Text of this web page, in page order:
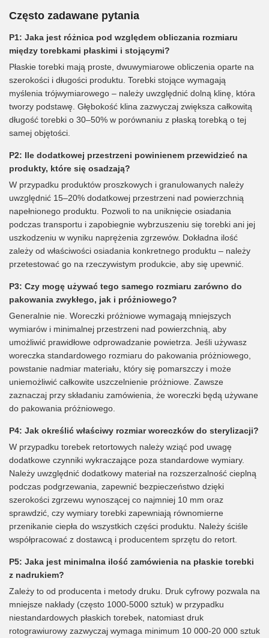
Często zadawane pytania
P1: Jaka jest różnica pod względem obliczania rozmiaru
między torebkami płaskimi i stojącymi?
Płaskie torebki mają proste, dwuwymiarowe obliczenia oparte na
szerokości i długości produktu. Torebki stojące wymagają
myślenia trójwymiarowego – należy uwzględnić dolną klinę, która
tworzy podstawę. Głębokość klina zazwyczaj zwiększa całkowitą
długość torebki o 30–50% w porównaniu z płaską torebką o tej
samej objętości.
P2: Ile dodatkowej przestrzeni powinienem przewidzieć na
produkty, które się osadzają?
W przypadku produktów proszkowych i granulowanych należy
uwzględnić 15–20% dodatkowej przestrzeni nad powierzchnią
napełnionego produktu. Pozwoli to na uniknięcie osiadania
podczas transportu i zapobiegnie wybrzuszeniu się torebki ani jej
uszkodzeniu w wyniku naprężenia zgrzewów. Dokładna ilość
zależy od właściwości osiadania konkretnego produktu – należy
przetestować go na rzeczywistym produkcie, aby się upewnić.
P3: Czy mogę używać tego samego rozmiaru zarówno do
pakowania zwykłego, jak i próżniowego?
Generalnie nie. Woreczki próżniowe wymagają mniejszych
wymiarów i minimalnej przestrzeni nad powierzchnią, aby
umożliwić prawidłowe odprowadzanie powietrza. Jeśli używasz
woreczka standardowego rozmiaru do pakowania próżniowego,
powstanie nadmiar materiału, który się pomarszczy i może
uniemożliwić całkowite uszczelnienie próżniowe. Zawsze
zaznaczaj przy składaniu zamówienia, że ​​woreczki będą używane
do pakowania próżniowego.
P4: Jak określić właściwy rozmiar woreczków do sterylizacji?
W przypadku torebek retortowych należy wziąć pod uwagę
dodatkowe czynniki wykraczające poza standardowe wymiary.
Należy uwzględnić dodatkowy materiał na rozszerzalność cieplną
podczas podgrzewania, zapewnić bezpieczeństwo dzięki
szerokości zgrzewu wynoszącej co najmniej 10 mm oraz
sprawdzić, czy wymiary torebki zapewniają równomierne
przenikanie ciepła do wszystkich części produktu. Należy ściśle
współpracować z dostawcą i producentem sprzętu do retort.
P5: Jaka jest minimalna ilość zamówienia na płaskie torebki
z nadrukiem?
Zależy to od producenta i metody druku. Druk cyfrowy pozwala na
mniejsze nakłady (często 1000-5000 sztuk) w przypadku
niestandardowych płaskich torebek, natomiast druk
rotograwiurowy zazwyczaj wymaga minimum 10 000-20 000 sztuk